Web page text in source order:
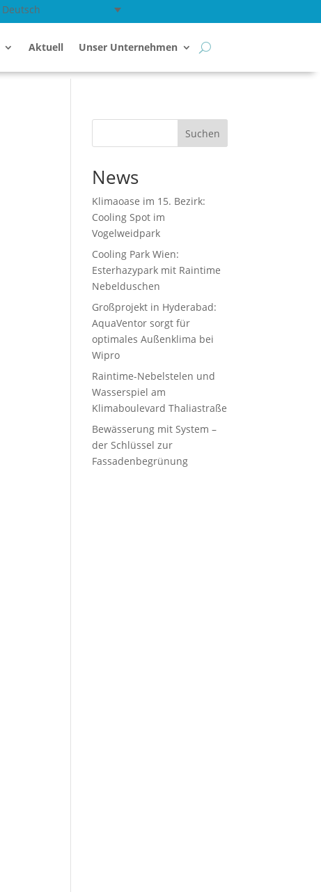
Deutsch
Aktuell Unser Unternehmen
Suchen
News
Klimaoase im 15. Bezirk:
Cooling Spot im
Vogelweidpark
Cooling Park Wien:
Esterhazypark mit Raintime
Nebelduschen
Großprojekt in Hyderabad:
AquaVentor sorgt für
optimales Außenklima bei
Wipro
Raintime-Nebelstelen und
Wasserspiel am
Klimaboulevard Thaliastraße
Bewässerung mit System –
der Schlüssel zur
Fassadenbegrünung